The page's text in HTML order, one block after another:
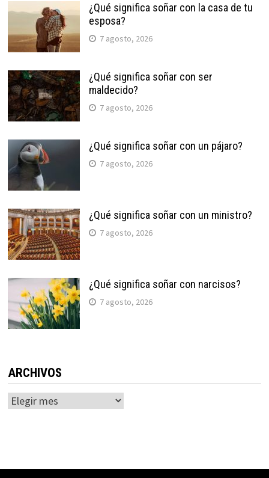
¿Qué significa soñar con la casa de tu
esposa?
7 agosto, 2026
¿Qué significa soñar con ser
maldecido?
7 agosto, 2026
¿Qué significa soñar con un pájaro?
7 agosto, 2026
¿Qué significa soñar con un ministro?
7 agosto, 2026
¿Qué significa soñar con narcisos?
7 agosto, 2026
ARCHIVOS
Archivos